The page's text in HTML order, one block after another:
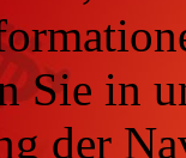
Sie in
der